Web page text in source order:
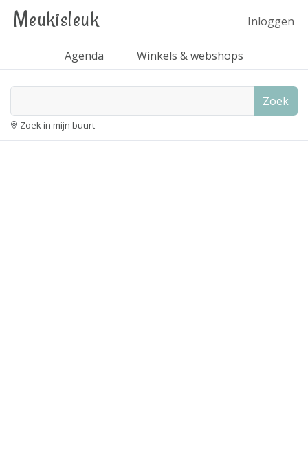
Meukisleuk Inloggen
Agenda Winkels & webshops
Zoek
Zoek in mijn buurt